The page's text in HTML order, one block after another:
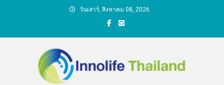
วันเสาร์, สิงหาคม 08, 2026